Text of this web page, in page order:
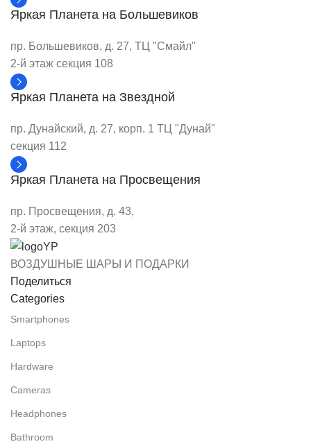
Яркая Планета на Большевиков
пр. Большевиков, д. 27, ТЦ "Смайл"
2-й этаж секция 108
Яркая Планета на Звездной
пр. Дунайский, д. 27, корп. 1 ТЦ "Дунай"
секция 112
Яркая Планета на Просвещения
пр. Просвещения, д. 43,
2-й этаж, секция 203
ВОЗДУШНЫЕ ШАРЫ И ПОДАРКИ
Поделиться
Categories
Smartphones
Laptops
Hardware
Cameras
Headphones
Bathroom